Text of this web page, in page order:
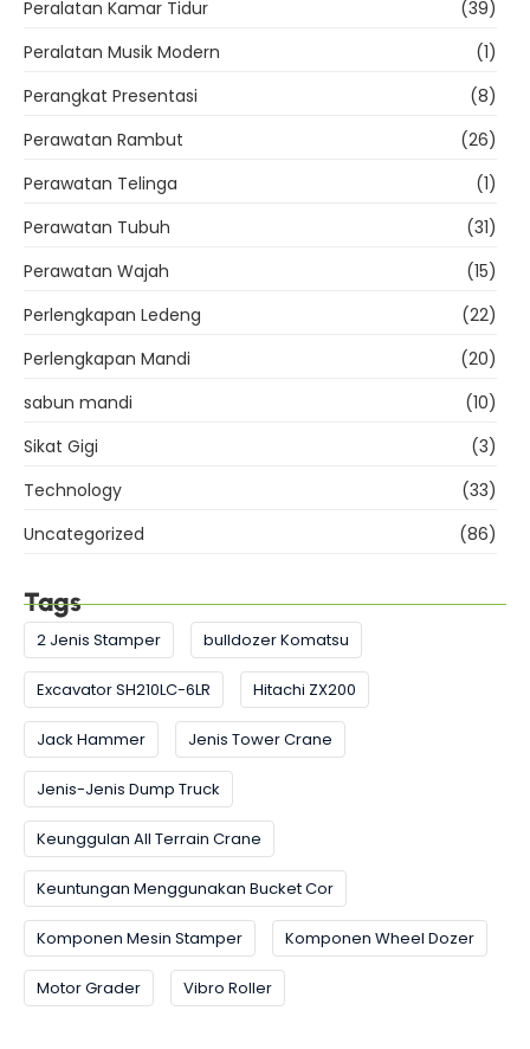
Peralatan Kamar Tidur
(39)
Peralatan Musik Modern
(1)
Perangkat Presentasi
(8)
Perawatan Rambut
(26)
Perawatan Telinga
(1)
Perawatan Tubuh
(31)
Perawatan Wajah
(15)
Perlengkapan Ledeng
(22)
Perlengkapan Mandi
(20)
sabun mandi
(10)
Sikat Gigi
(3)
Technology
(33)
Uncategorized
(86)
Tags
2 Jenis Stamper bulldozer Komatsu
Excavator SH210LC-6LR Hitachi ZX200
Jack Hammer Jenis Tower Crane
Jenis-Jenis Dump Truck
Keunggulan All Terrain Crane
Keuntungan Menggunakan Bucket Cor
Komponen Mesin Stamper Komponen Wheel Dozer
Motor Grader Vibro Roller